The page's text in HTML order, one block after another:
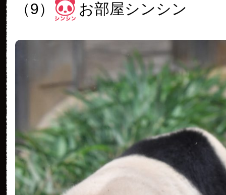
（9） お部屋シンシン